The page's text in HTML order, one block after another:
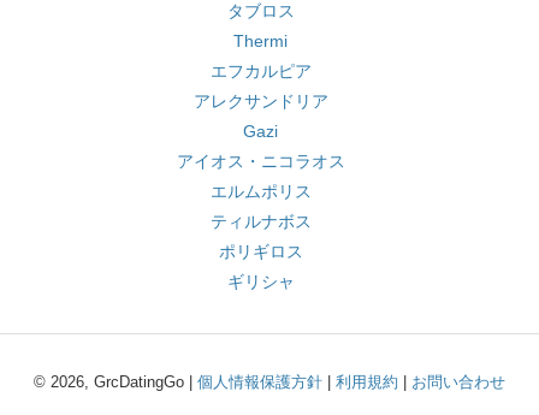
タブロス
Thermi
エフカルピア
アレクサンドリア
Gazi
アイオス・ニコラオス
エルムポリス
ティルナボス
ポリギロス
ギリシャ
© 2026, GrcDatingGo | 個人情報保護方針 利用規約 お問い合わせ